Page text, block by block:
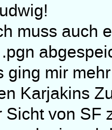
muss auch
ging mir
Karjakins
Sicht von SF